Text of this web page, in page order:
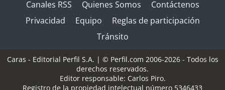
Canales RSS Quienes Somos
Contáctenos
Privacidad
Equipo
Reglas de participación
Tránsito
Caras - Editorial Perfil S.A. | © Perfil.com 2006-2026 - Todos los
derechos reservados.
Editor responsable: Carlos Piro.
Registro de la propiedad intelectual número 5346433